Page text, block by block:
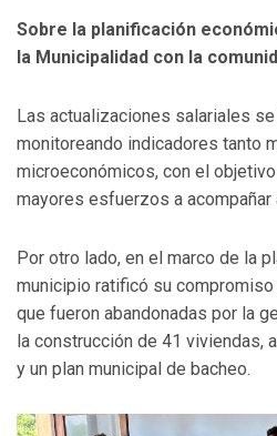
Sobre la planificación
la Municipalidad con la
Las actualizaciones salariales
monitoreando indicadores tanto
microeconómicos, con el
mayores esfuerzos a acompañar
Por otro lado, en el marco de la
municipio ratificó su
que fueron abandonadas por la
la construcción de 41 viviendas,
y un plan municipal de bacheo.